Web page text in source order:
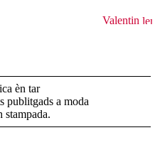
Valentin
èn tar
publitgads a moda
stampada.